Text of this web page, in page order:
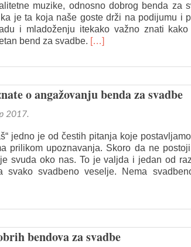
muzike, odnosno dobrog benda za
je ta koja naše goste drži na podijumu i
i mladoženju itekako važno znati kako
bend za svadbe. Read
na
svadbi
prepoznati
dobar
bend?
[…]
o angažovanju benda za svadbe
2017.
jedno je od čestih pitanja koje
prilikom upoznavanja. Skoro da ne
svuda oko nas. To je valjda i jedan od
svako svadbeno veselje. Nema
bendova za svadbe